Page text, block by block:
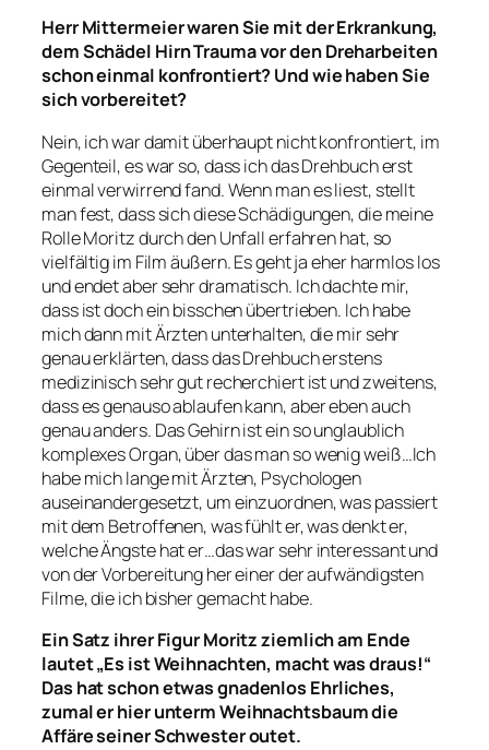
Herr Mittermeier waren Sie mit der Erkrankung,
dem Schädel Hirn Trauma vor den Dreharbeiten
schon einmal konfrontiert? Und wie haben Sie
sich vorbereitet?
Nein, ich war damit überhaupt nicht konfrontiert, im
Gegenteil, es war so, dass ich das Drehbuch erst
einmal verwirrend fand. Wenn man es liest, stellt
man fest, dass sich diese Schädigungen, die meine
Rolle Moritz durch den Unfall erfahren hat, so
vielfältig im Film äußern. Es geht ja eher harmlos los
und endet aber sehr dramatisch. Ich dachte mir,
dass ist doch ein bisschen übertrieben. Ich habe
mich dann mit Ärzten unterhalten, die mir sehr
genau erklärten, dass das Drehbuch erstens
medizinisch sehr gut recherchiert ist und zweitens,
dass es genauso ablaufen kann, aber eben auch
genau anders. Das Gehirn ist ein so unglaublich
komplexes Organ, über das man so wenig weiß…Ich
habe mich lange mit Ärzten, Psychologen
auseinandergesetzt, um einzuordnen, was passiert
mit dem Betroffenen, was fühlt er, was denkt er,
welche Ängste hat er…das war sehr interessant und
von der Vorbereitung her einer der aufwändigsten
Filme, die ich bisher gemacht habe.
Ein Satz ihrer Figur Moritz ziemlich am Ende
lautet „Es ist Weihnachten, macht was draus!“
Das hat schon etwas gnadenlos Ehrliches,
zumal er hier unterm Weihnachtsbaum die
Affäre seiner Schwester outet.